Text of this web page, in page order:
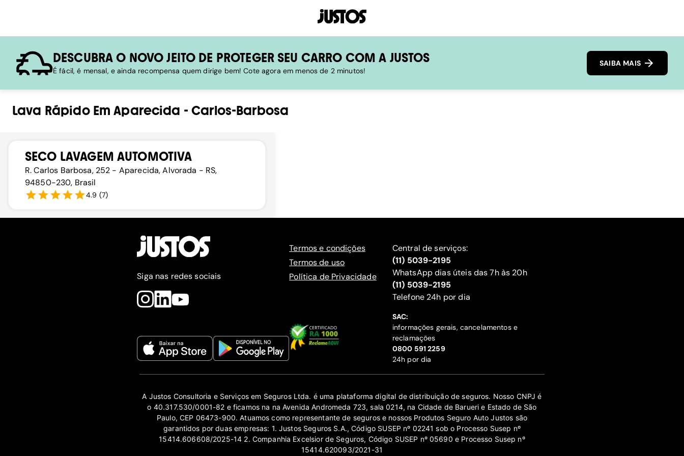
DESCUBRA O NOVO JEITO DE PROTEGER SEU CARRO COM A JUSTOS
É fácil, é mensal, e ainda recompensa quem dirige bem! Cote agora em menos de 2 minutos!
SAIBA MAIS
Lava RápidoEmAparecida -Carlos-Barbosa
SECO LAVAGEM AUTOMOTIVA
R. Carlos Barbosa, 252 - Aparecida, Alvorada - RS,
94850-230, Brasil
4.9 (7)
Siga nas redes sociais
Termos e condições
Termos de uso
Política de Privacidade
Central de serviços:
(11) 5039-2195
WhatsApp dias úteis das 7h às 20h
(11) 5039-2195
‍Telefone 24h por dia
SAC:
informações gerais, cancelamentos e
reclamações
‍0800 591 2259
24h por dia
A Justos Consultoria e Serviços em Seguros Ltda. é uma plataforma digital de distribuição de seguros. Nosso CNPJ é
o 40.317.530/0001-82 e ficamos na na Avenida Andromeda 723, sala 0214, na Cidade de Barueri e Estado de São
Paulo, CEP 06473-900. Atuamos como representante de seguros e nossos Produtos Seguro Auto Justos são
garantidos por duas empresas: 1. Justos Seguros S.A., Código SUSEP nº 02241 sob o Processo Susep nº
15414.606608/2025-14 2. Companhia Excelsior de Seguros, Código SUSEP nº 05690 e Processo Susep nº
15414.620093/2021-31